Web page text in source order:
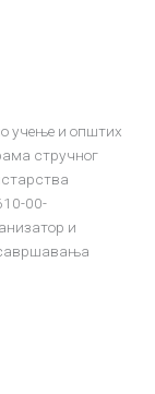
учење и општих
стручног
00-
и